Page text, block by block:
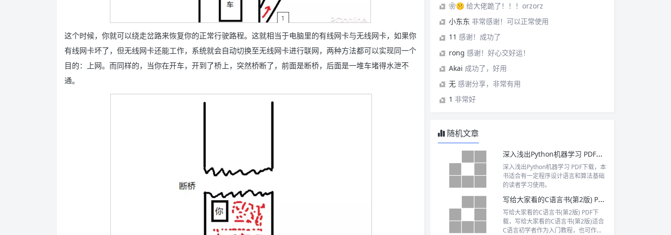
这个时候，你就可以绕走岔路来恢复你的正常行驶路程。这就相当于电脑里的有线网卡与无线网卡，如果你
有线网卡坏了，但无线网卡还能工作，系统就会自动切换至无线网卡进行联网，两种方法都可以实现同一个
目的：上网。而同样的，当你在开车，开到了桥上，突然桥断了，前面是断桥，后面是一堆车堵得水泄不
通。
❀🤫 给大佬跪了！！！orzorz
小东东 非常感谢！可以正常使用
11 感谢！成功了
rong 感谢！好心交好运！
Akai 成功了，好用
无 感谢分享，非常有用
1 非常好
随机文章
深入浅出Python机器学习 PDF下载
深入浅出Python机器学习 PDF下载，本
书适合有一定程序设计语言和算法基础
的读者学习使用。
写给大家看的C语言书(第2版) PDF下载
写给大家看的C语言书(第2版) PDF下
载，写给大家看的C语言书(第2版)适合
C语言初学者作为入门教程，也可作为